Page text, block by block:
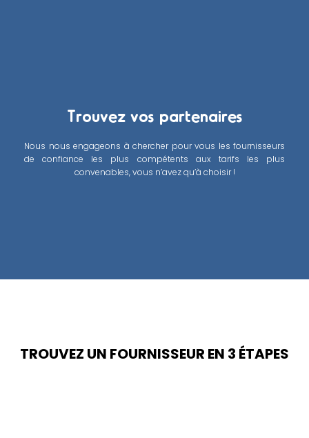
Trouvez vos partenaires
Nous nous engageons à chercher pour vous les fournisseurs
de confiance les plus compétents aux tarifs les plus
convenables, vous n’avez qu’à choisir !
TROUVEZ UN FOURNISSEUR EN 3 ÉTAPES